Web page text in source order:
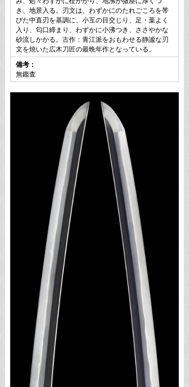
き、地景入る。刃文は、わずかにのたれごころを帯
びた中直刃を基調に、小互の目交じり、足・葉よく
入り、匂口締まり、わずかに小沸つき、ささやかな
砂流しかかる。古作：青江派をおもわせる静謐な刃
文を焼いた広木刀匠の最晩年作となっている。
備考：
無鑑査